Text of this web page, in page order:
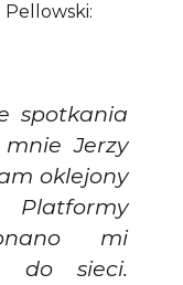
Pellowski:
spotkania
mnie Jerzy
oklejony
Platformy
mi
do sieci.